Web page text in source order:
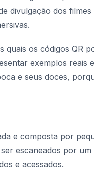
divulgação dos
quais os códigos QR
exemplos reais
e seus doces,
e composta por
escaneados por
e acessados.